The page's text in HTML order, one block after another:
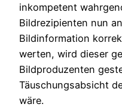
inkompetent
Bildrezipienten nun
Bildinformation
werten, wird dieser
Bildproduzenten
Täuschungsabsicht
wäre.